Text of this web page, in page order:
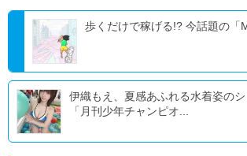
歩くだけで稼げる!? 今話題の「
伊織もえ、夏感あふれる水着姿のシ
「月刊少年チャンピオ...